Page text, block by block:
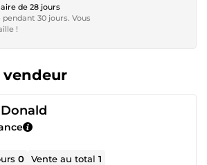
de 28 jours
30 jours. Vous
!
vendeur
0 Vente au total1